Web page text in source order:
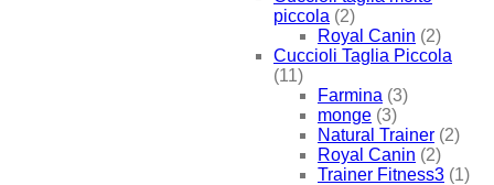
piccola (2)
Royal Canin (2)
Cuccioli Taglia Piccola
(11)
Farmina (3)
monge (3)
Natural Trainer (2)
Royal Canin (2)
Trainer Fitness3 (1)